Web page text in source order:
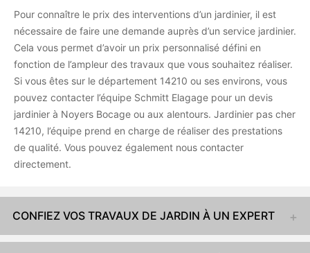
Pour connaître le prix des interventions d’un jardinier, il est
nécessaire de faire une demande auprès d’un service jardinier.
Cela vous permet d’avoir un prix personnalisé défini en
fonction de l’ampleur des travaux que vous souhaitez réaliser.
Si vous êtes sur le département 14210 ou ses environs, vous
pouvez contacter l’équipe Schmitt Elagage pour un devis
jardinier à Noyers Bocage ou aux alentours. Jardinier pas cher
14210, l’équipe prend en charge de réaliser des prestations
de qualité. Vous pouvez également nous contacter
directement.
CONFIEZ VOS TRAVAUX DE JARDIN À UN EXPERT